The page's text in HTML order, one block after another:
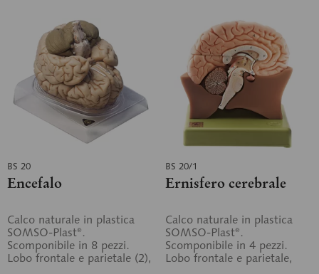
BS 20
Encefalo
Calco naturale in plastica
SOMSO-Plast®.
Scomponibile in 8 pezzi.
Lobo frontale e parietale (2),
BS 20/1
Ernisfero cerebrale
Calco naturale in plastica
SOMSO-Plast®.
Scomponibile in 4 pezzi.
Lobo frontale e parietale,